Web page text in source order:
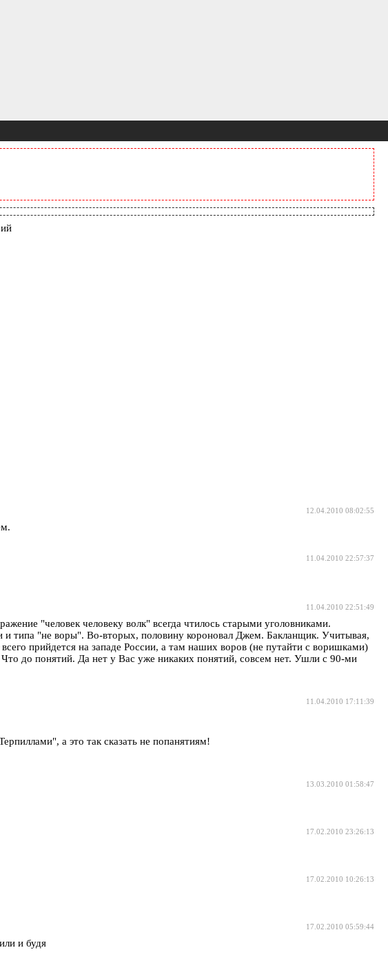
12.04.2010 08:02:55
11.04.2010 22:57:37
11.04.2010 22:51:49
"человек человеку волк" всегда чтилось старыми уголовниками.
и типа "не воры". Во-вторых, половину короновал Джем. Бакланщик. Учитывая,
прийдется на западе России, а там наших воров (не путайти с воришками)
до понятий. Да нет у Вас уже никаких понятий, совсем нет. Ушли с 90-ми
11.04.2010 17:11:39
а это так сказать не попанятиям!
13.03.2010 01:58:47
17.02.2010 23:26:13
17.02.2010 10:26:13
17.02.2010 05:59:44
и будя